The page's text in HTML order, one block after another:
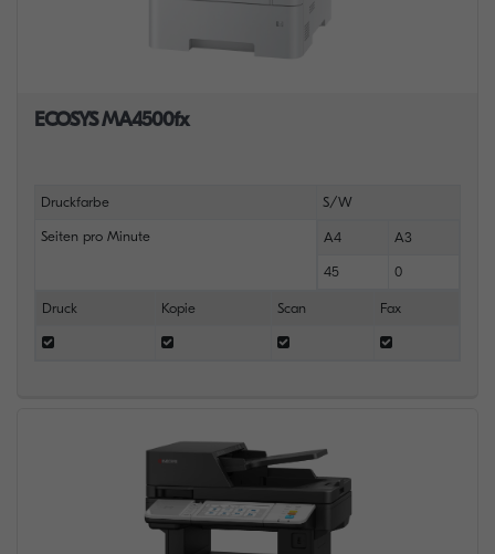
ECOSYS MA4500fx
Druckfarbe S/W
Seiten pro Minute A4 A3
45 0
Druck Kopie Scan Fax